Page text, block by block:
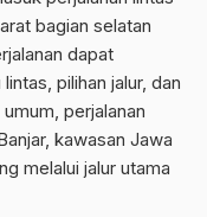
bagian selatan
dapat
pilihan jalur, dan
perjalanan
kawasan Jawa
melalui jalur utama